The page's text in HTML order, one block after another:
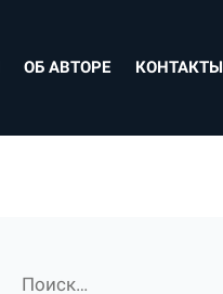
ОБ АВТОРЕ КОНТАКТЫ